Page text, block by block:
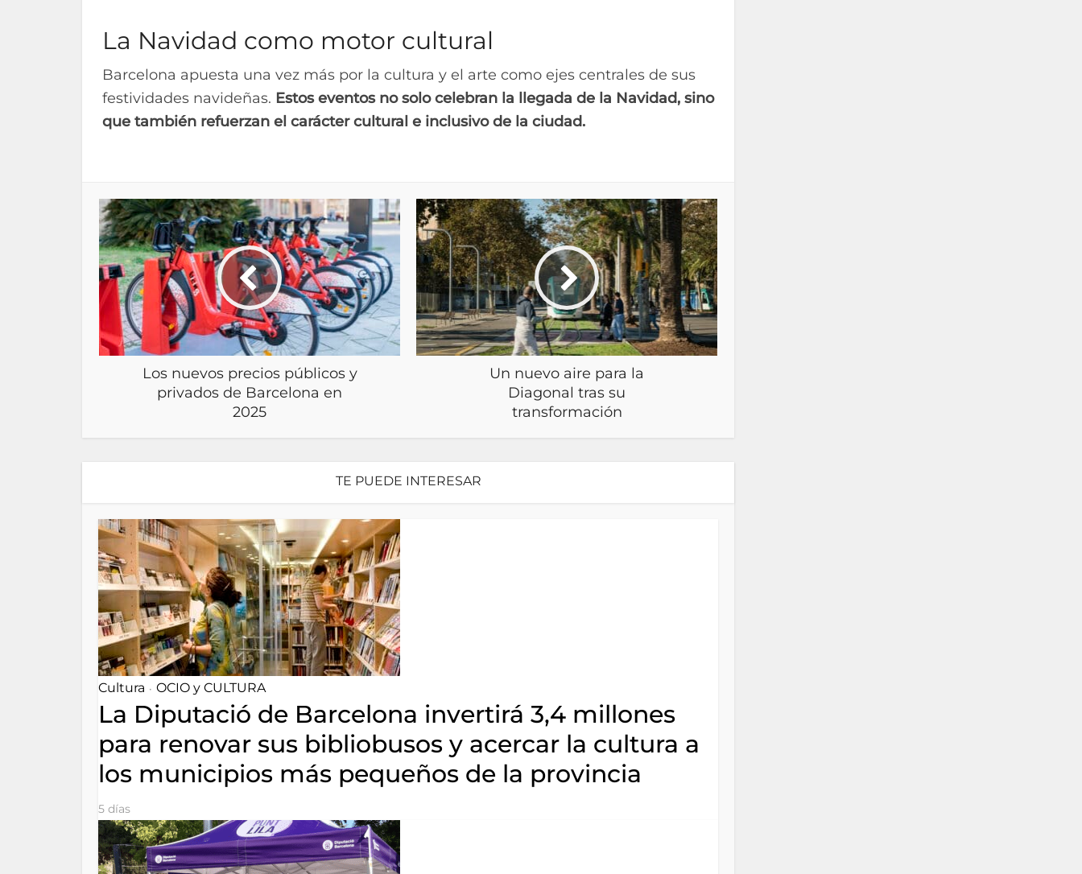
La Navidad como motor cultural
Barcelona apuesta una vez más por la cultura y el arte como ejes centrales de sus
festividades navideñas. Estos eventos no solo celebran la llegada de la Navidad, sino
que también refuerzan el carácter cultural e inclusivo de la ciudad.
Los nuevos precios públicos y
privados de Barcelona en
2025
Un nuevo aire para la
Diagonal tras su
transformación
TE PUEDE INTERESAR
Cultura • OCIO y CULTURA
La Diputació de Barcelona invertirá 3,4 millones
para renovar sus bibliobusos y acercar la cultura a
los municipios más pequeños de la provincia
5 días